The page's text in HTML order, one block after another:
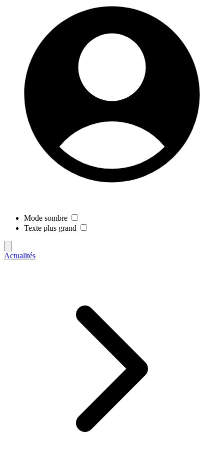
Mode sombre
Texte plus grand
Actualités